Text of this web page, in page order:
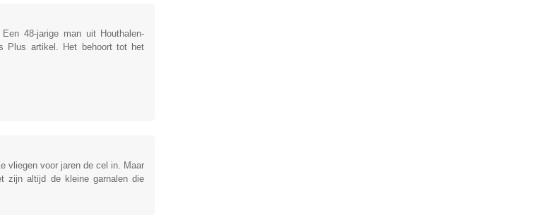
48-jarige man uit Houthalen-
artikel. Het behoort tot het
vliegen voor jaren de cel in. Maar
zijn altijd de kleine garnalen die